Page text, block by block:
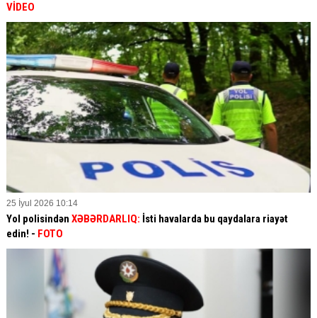
VİDEO
25 İyul 2026 10:14
Yol polisindən XƏBƏRDARLIQ: İsti havalarda bu qaydalara riayət
edin! - FOTO